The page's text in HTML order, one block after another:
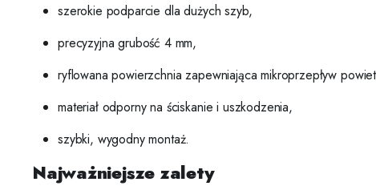
szerokie podparcie dla dużych szyb,
precyzyjna grubość 4 mm,
ryflowana powierzchnia zapewniająca mikroprzepływ
materiał odporny na ściskanie i uszkodzenia,
szybki, wygodny montaż.
Najważniejsze zalety